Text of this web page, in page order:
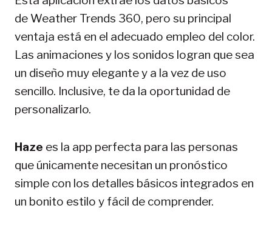
de Weather Trends 360, pero su principal
ventaja está en el adecuado empleo del color.
Las animaciones y los sonidos logran que sea
un diseño muy elegante y a la vez de uso
sencillo. Inclusive, te da la oportunidad de
personalizarlo.
Haze es la app perfecta para las personas
que únicamente necesitan un pronóstico
simple con los detalles básicos integrados en
un bonito estilo y fácil de comprender.